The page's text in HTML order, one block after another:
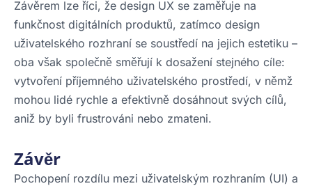
Závěrem lze říci, že design UX se zaměřuje na
funkčnost digitálních produktů, zatímco design
uživatelského rozhraní se soustředí na jejich estetiku –
oba však společně směřují k dosažení stejného cíle:
vytvoření příjemného uživatelského prostředí, v němž
mohou lidé rychle a efektivně dosáhnout svých cílů,
aniž by byli frustrováni nebo zmateni.
Závěr
Pochopení rozdílu mezi uživatelským rozhraním (UI) a